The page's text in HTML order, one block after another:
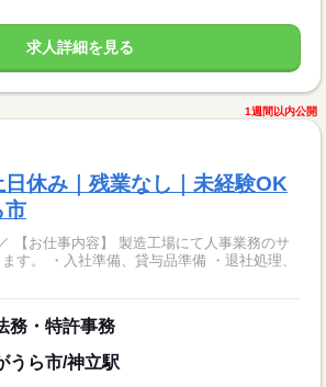
求人詳細を見る
1週間以内公開
日休み｜残業なし｜未経験OK
市
サ
・退社処理、
務・特許事務
うら市/神立駅